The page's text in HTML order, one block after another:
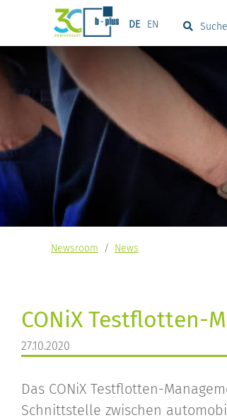
DE EN Suche
Newsroom / News
CONiX Testflotten-
27.10.2020
Das CONiX Testflotten-
Schnittstelle zwischen